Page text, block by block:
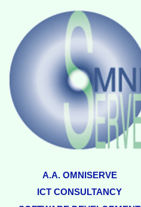
A.A. OMNISERVE
ICT CONSULTANCY